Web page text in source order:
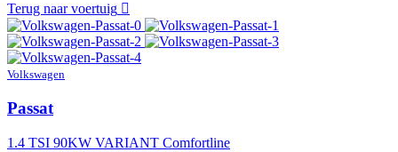
Terug naar voertuig
Volkswagen
Passat
1.4 TSI 90KW VARIANT Comfortline